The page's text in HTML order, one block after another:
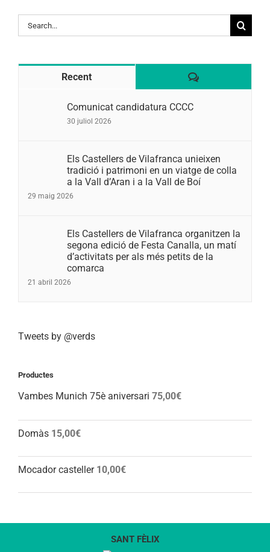
Search
for:
Recent Comentaris
Comunicat candidatura CCCC
30 juliol 2026
Els Castellers de Vilafranca unieixen
tradició i patrimoni en un viatge de colla
a la Vall d’Aran i a la Vall de Boí
29 maig 2026
Els Castellers de Vilafranca organitzen la
segona edició de Festa Canalla, un matí
d’activitats per als més petits de la
comarca
21 abril 2026
Tweets by @verds
Productes
Vambes Munich 75è aniversari 75,00€
Domàs 15,00€
Mocador casteller 10,00€
SANT FÈLIX